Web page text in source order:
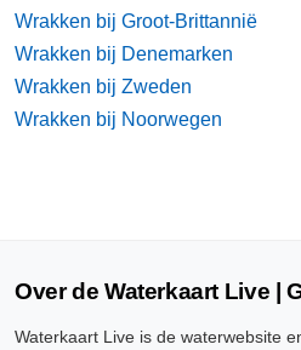
Wrakken bij Groot-Brittannië
Wrakken bij Denemarken
Wrakken bij Zweden
Wrakken bij Noorwegen
Over de Waterkaart Live |
Waterkaart Live is de waterwebsite